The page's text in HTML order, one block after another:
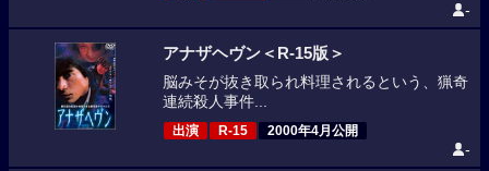
-
アナザヘヴン＜R-15版＞
脳みそが抜き取られ料理されるという、猟奇
連続殺人事件...
出演 R-15 2000年4月公開
-